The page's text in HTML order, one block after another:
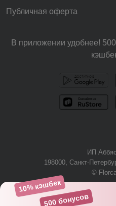
10% кэшбек
500 бонусов
Публичная оферта
В приложении удобнее!
ИП
198000, Санкт-
©
+7 (812)